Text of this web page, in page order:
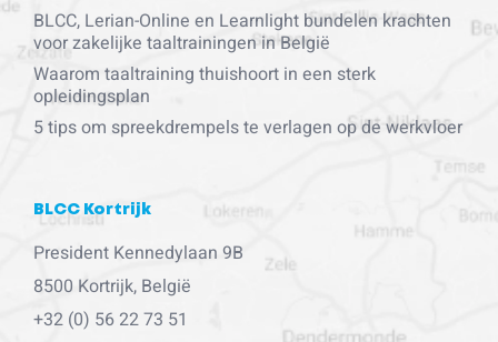
BLCC, Lerian-Online en Learnlight bundelen krachten
voor zakelijke taaltrainingen in België
Waarom taaltraining thuishoort in een sterk
opleidingsplan
5 tips om spreekdrempels te verlagen op de werkvloer
BLCC Kortrijk
President Kennedylaan 9B
8500 Kortrijk, België
+32 (0) 56 22 73 51